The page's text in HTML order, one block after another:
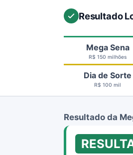
Resultado
Mega Sena
R$ 150 milhões
Dia de Sorte
R$ 100 mil
Resultado da